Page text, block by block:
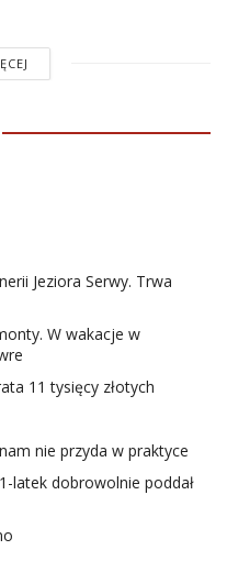
Jeziora Serwy. Trwa
W wakacje w
11 tysięcy złotych
nie przyda w praktyce
latek dobrowolnie poddał